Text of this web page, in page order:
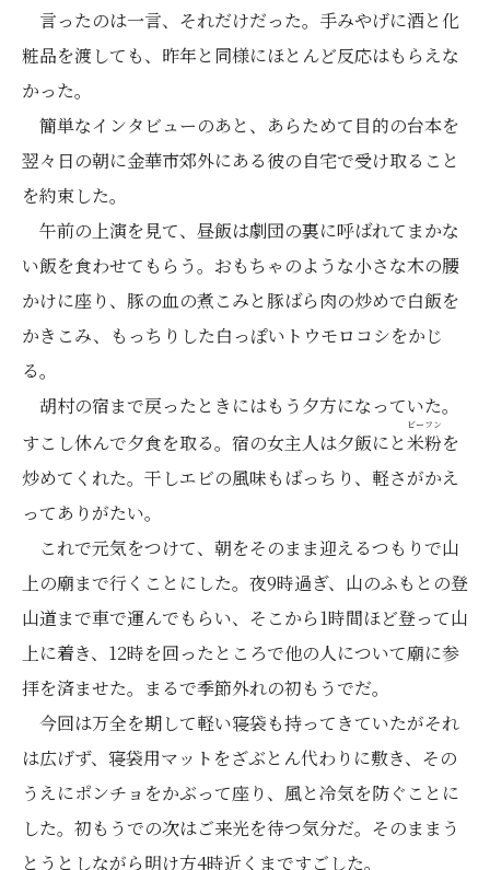
言ったのは一言、それだけだった。手みやげに酒と化
粧品を渡しても、昨年と同様にほとんど反応はもらえな
かった。
簡単なインタビューのあと、あらためて目的の台本を
翌々日の朝に金華市郊外にある彼の自宅で受け取ること
を約束した。
午前の上演を見て、昼飯は劇団の裏に呼ばれてまかな
い飯を食わせてもらう。おもちゃのような小さな木の腰
かけに座り、豚の血の煮こみと豚ばら肉の炒めで白飯を
かきこみ、もっちりした白っぽいトウモロコシをかじ
る。
胡村の宿まで戻ったときにはもう夕方になっていた。
すこし休んで夕食を取る。宿の女主人は夕飯にと米粉
ビーフン
を
炒めてくれた。干しエビの風味もばっちり、軽さがかえ
ってありがたい。
これで元気をつけて、朝をそのまま迎えるつもりで山
上の廟まで行くことにした。夜9時過ぎ、山のふもとの登
山道まで車で運んでもらい、そこから1時間ほど登って山
上に着き、12時を回ったところで他の人について廟に参
拝を済ませた。まるで季節外れの初もうでだ。
今回は万全を期して軽い寝袋も持ってきていたがそれ
は広げず、寝袋用マットをざぶとん代わりに敷き、その
うえにポンチョをかぶって座り、風と冷気を防ぐことに
した。初もうでの次はご来光を待つ気分だ。そのままう
とうとしながら明け方4時近くまですごした。